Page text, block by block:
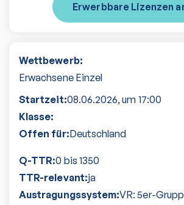
Erwerbbare Lizenzen
Wettbewerb:
Erwachsene Einzel
Startzeit:08.06.2026, um 17:00
Klasse:
Offen für:Deutschland
Q-TTR:0 bis 1350
TTR-relevant:ja
Austragungssystem:VR: 5er-